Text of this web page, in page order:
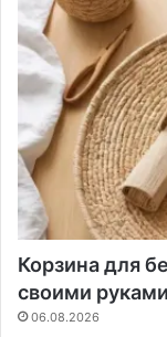
Корзина для
своими
06.08.2026